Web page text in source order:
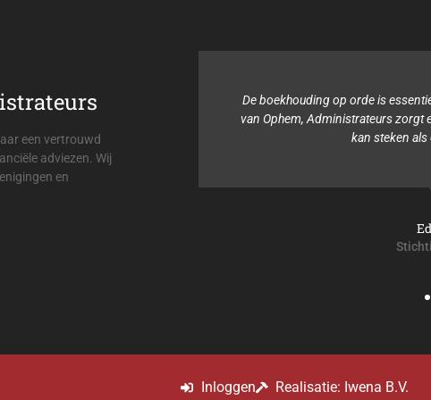
een vertrouwd
adviezen. Wij
en
op orde is essentieel voor mijn organisatie. Viehmann &
zorgt ervoor dat ik mijn tijd in andere dingen
kan steken als de boekhouding.
Inloggen Realisatie: Iwena B.V.